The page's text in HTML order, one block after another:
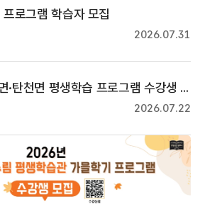
로그램 학습자 모집
2026.07.31
2026년 2학기 이인면·탄천면 평생학습 프로그램 수강생 모집
2026.07.22